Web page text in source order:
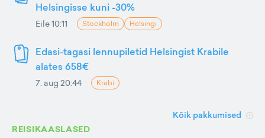
Helsingisse kuni -30%
Eile 10:11 Stockholm Helsingi
Edasi-tagasi lennupiletid Helsingist Krabile
alates 658€
7. aug 20:44 Krabi
Kõik pakkumised
REISIKAASLASED